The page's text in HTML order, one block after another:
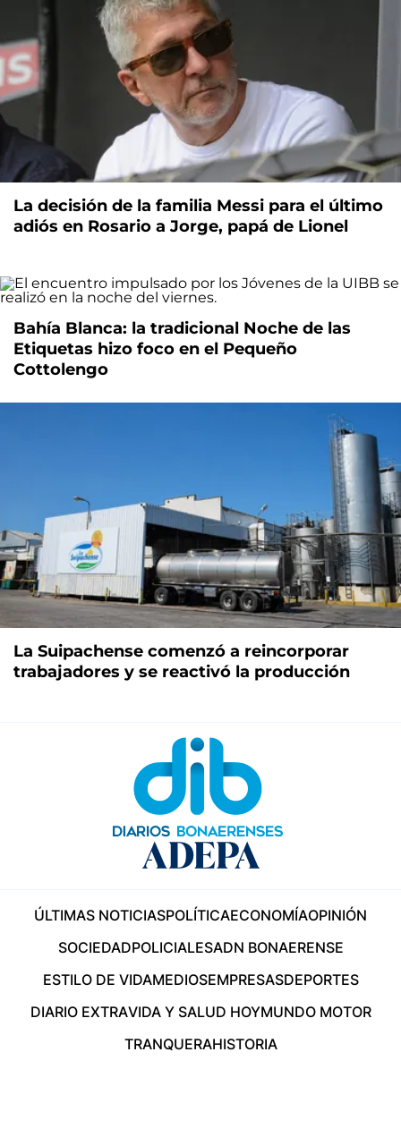
La decisión de la familia Messi para el último
adiós en Rosario a Jorge, papá de Lionel
Bahía Blanca: la tradicional Noche de las
Etiquetas hizo foco en el Pequeño
Cottolengo
La Suipachense comenzó a reincorporar
trabajadores y se reactivó la producción
ÚLTIMAS NOTICIASPOLÍTICAECONOMÍAOPINIÓN
SOCIEDADPOLICIALESADN BONAERENSE
ESTILO DE VIDAMEDIOSEMPRESASDEPORTES
DIARIO EXTRAVIDA Y SALUD HOYMUNDO MOTOR
TRANQUERAHISTORIA